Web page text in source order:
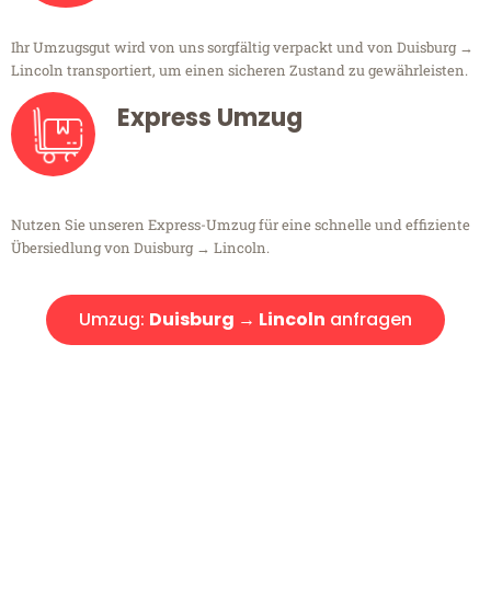
Ihr Umzugsgut wird von uns sorgfältig verpackt und von Duisburg →
Lincoln transportiert, um einen sicheren Zustand zu gewährleisten.
Express Umzug
Nutzen Sie unseren Express-Umzug für eine schnelle und effiziente
Übersiedlung von Duisburg → Lincoln.
Umzug: Duisburg → Lincoln anfragen